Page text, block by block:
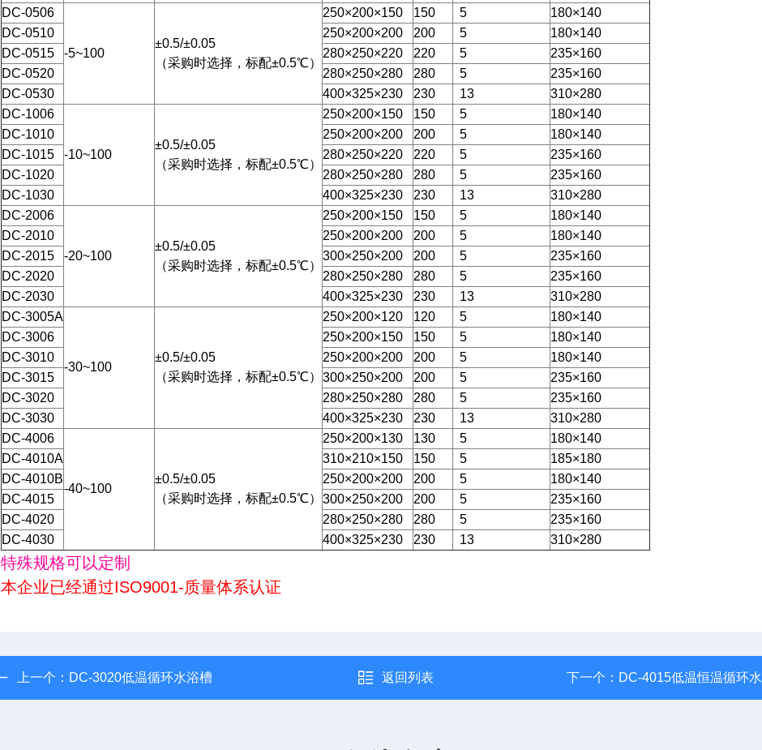
DC-0506
-5~100
±0.5/±0.05
（采购时选择，标配±0.5℃）
250×200×150 150 5
180×140
DC-0510
250×200×200 200 5
180×140
DC-0515
280×250×220 220 5
235×160
DC-0520
280×250×280 280 5
235×160
DC-0530
400×325×230 230 13
310×280
DC-1006
-10~100
±0.5/±0.05
（采购时选择，标配±0.5℃）
250×200×150 150 5
180×140
DC-1010
250×200×200 200 5
180×140
DC-1015
280×250×220 220 5
235×160
DC-1020
280×250×280 280 5
235×160
DC-1030
400×325×230 230 13
310×280
DC-2006
-20~100
±0.5/±0.05
（采购时选择，标配±0.5℃）
250×200×150 150 5
180×140
DC-2010
250×200×200 200 5
180×140
DC-2015
300×250×200 200 5
235×160
DC-2020
280×250×280 280 5
235×160
DC-2030
400×325×230 230 13
310×280
DC-3005A
-30~100
±0.5/±0.05
（采购时选择，标配±0.5℃）
250×200×120 120 5
180×140
DC-3006
250×200×150 150 5
180×140
DC-3010
250×200×200 200 5
180×140
DC-3015
300×250×200 200 5
235×160
DC-3020
280×250×280 280 5
235×160
DC-3030
400×325×230 230 13
310×280
DC-4006
-40~100
±0.5/±0.05
（采购时选择，标配±0.5℃）
250×200×130 130 5
180×140
DC-4010A
310×210×150 150 5
185×180
DC-4010B
250×200×200 200 5
180×140
DC-4015
300×250×200 200 5
235×160
DC-4020
280×250×280 280 5
235×160
DC-4030
400×325×230 230 13 310×280
特殊规格可以定制
本企业已经通过ISO9001-质量体系认证
上一个： DC-3020低温循环水浴槽 返回列表 下一个： DC-4015低温恒温循环